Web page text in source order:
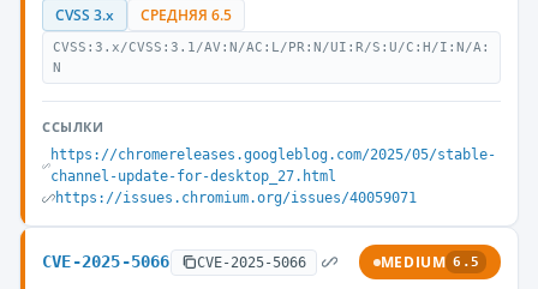
CVSS 3.x СРЕДНЯЯ 6.5
CVSS:3.x/CVSS:3.1/AV:N/AC:L/PR:N/UI:R/S:U/C:H/I:N/A:
N
ССЫЛКИ
https://chromereleases.googleblog.com/2025/05/stable-
channel-update-for-desktop_27.html
https://issues.chromium.org/issues/40059071
CVE-2025-5066 CVE-2025-5066 MEDIUM 6.5